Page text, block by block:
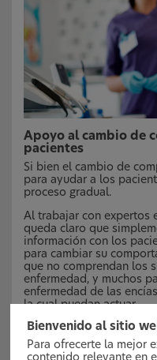
Apoyo al cambio de
pacientes
Si bien el cambio de
para ayudar a los
proceso gradual.
Al trabajar con expertos
queda claro que
información con los
para cambiar su
que no comprendan los
enfermedad, y muchos
enfermedad de las
la cual puedan actuar.
Bienvenido al sitio
Para ofrecerte la mejor
contenido relevante en